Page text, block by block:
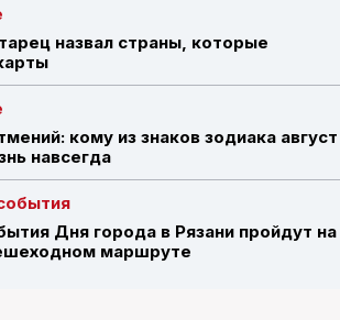
назвал страны, которые
кому из знаков зодиака август
навсегда
Дня города в Рязани пройдут на
маршруте